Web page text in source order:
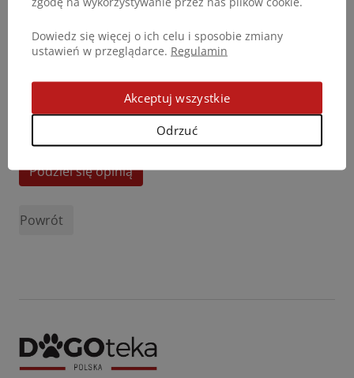
Podziel się opinią
Powrót
Dowiedz się więcej o ich celu i sposobie zmiany
ustawień w przeglądarce. Regulamin
Odrzuć
Akceptuj wszystkie